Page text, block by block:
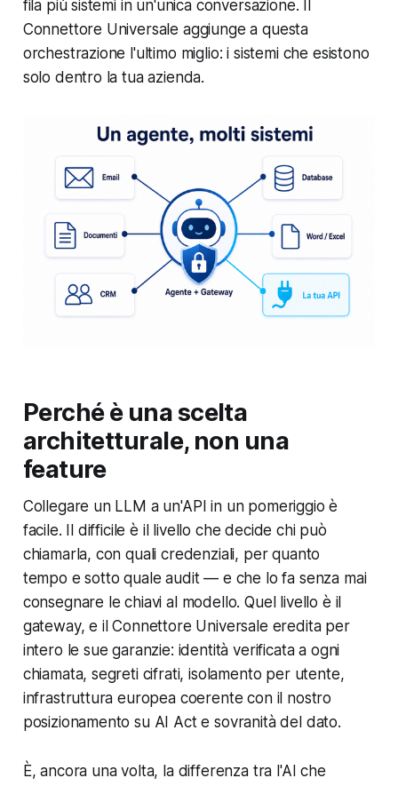
fila più sistemi in un'unica conversazione. Il
Connettore Universale aggiunge a questa
orchestrazione l'ultimo miglio: i sistemi che esistono
solo dentro la tua azienda.
Perché è una scelta
architetturale, non una
feature
Collegare un LLM a un'API in un pomeriggio è
facile. Il difficile è il livello che decide chi può
chiamarla, con quali credenziali, per quanto
tempo e sotto quale audit — e che lo fa senza mai
consegnare le chiavi al modello. Quel livello è il
gateway, e il Connettore Universale eredita per
intero le sue garanzie: identità verificata a ogni
chiamata, segreti cifrati, isolamento per utente,
infrastruttura europea coerente con il nostro
posizionamento su AI Act e sovranità del dato.
È, ancora una volta, la differenza tra l'AI che